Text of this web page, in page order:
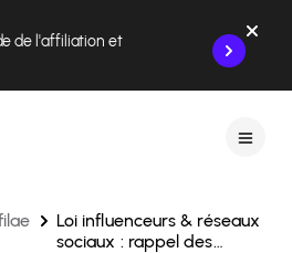
de l'affiliation et
Loi influenceurs & réseaux
sociaux : rappel des